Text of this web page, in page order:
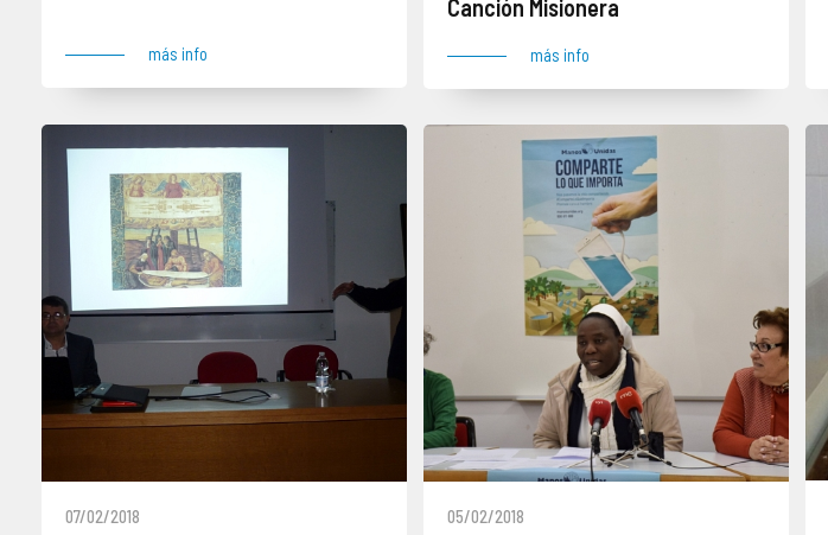
más info
Canción Misionera
más info
07/02/2018 05/02/2018